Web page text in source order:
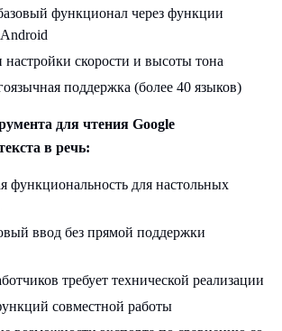
функционал через функции
скорости и высоты тона
поддержка (более 40 языков)
для чтения Google
в речь:
функциональность для настольных
ввод без прямой поддержки
требует технической реализации
совместной работы